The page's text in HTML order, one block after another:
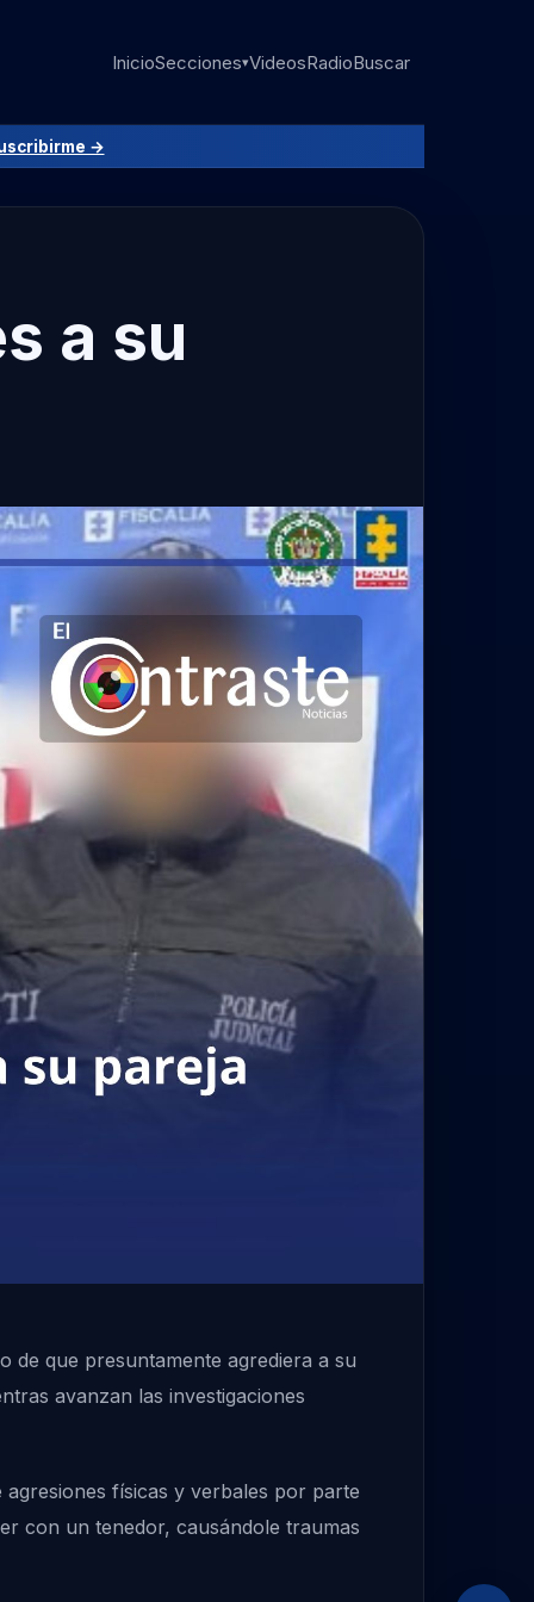
InicioSecciones▾VideosRadioBuscar
→
a su
de que presuntamente agrediera a su
avanzan las investigaciones
físicas y verbales por parte
con un tenedor, causándole traumas